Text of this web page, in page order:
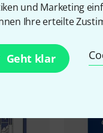
und Marketing
Ihre erteilte
Geht klar